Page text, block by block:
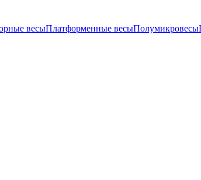
весыПлатформенные весыПолумикровесы